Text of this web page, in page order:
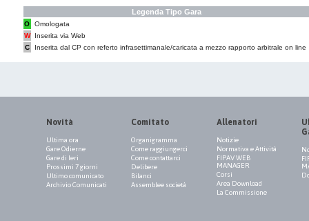
Legenda Tipo Gara
O
Omologata
W
Inserita via Web
C
Inserita dal CP con referto infrasettimanale/caricata a mezzo rapporto arbitrale on line
Novità
Ultima ora
Gare Odierne
Gare di Ieri
Prossimi 7 giorni
Ultimo comunicato
Archivio Comunicati
Comitato
Organigramma
Come raggiungerci
Come contattarci
Delibere
Bilanci
Assemblee società
Allenatori
Notizie
Normativa e Attività
FIPAV WEB
MANAGER
Corsi
Area Download
La Commissione